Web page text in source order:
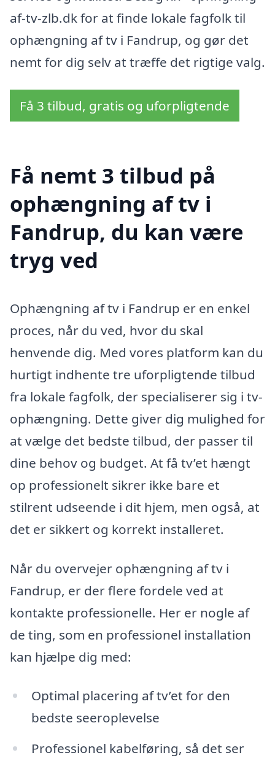
af-tv-zlb.dk for at finde lokale fagfolk til
ophængning af tv i Fandrup, og gør det
nemt for dig selv at træffe det rigtige valg.
Få 3 tilbud, gratis og uforpligtende
Få nemt 3 tilbud på
ophængning af tv i
Fandrup, du kan være
tryg ved
Ophængning af tv i Fandrup er en enkel
proces, når du ved, hvor du skal
henvende dig. Med vores platform kan du
hurtigt indhente tre uforpligtende tilbud
fra lokale fagfolk, der specialiserer sig i tv-
ophængning. Dette giver dig mulighed for
at vælge det bedste tilbud, der passer til
dine behov og budget. At få tv’et hængt
op professionelt sikrer ikke bare et
stilrent udseende i dit hjem, men også, at
det er sikkert og korrekt installeret.
Når du overvejer ophængning af tv i
Fandrup, er der flere fordele ved at
kontakte professionelle. Her er nogle af
de ting, som en professionel installation
kan hjælpe dig med:
Optimal placering af tv’et for den
bedste seeroplevelse
Professionel kabelføring, så det ser